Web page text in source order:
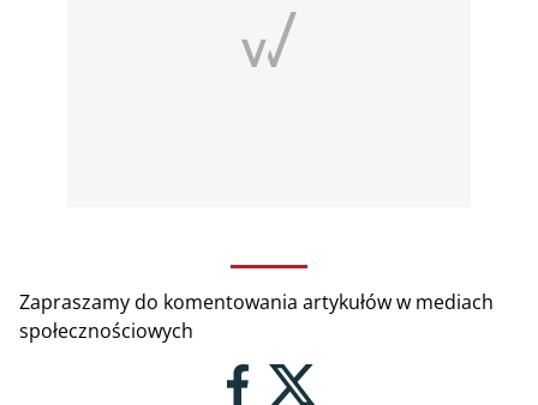
Zapraszamy do komentowania artykułów w mediach
społecznościowych